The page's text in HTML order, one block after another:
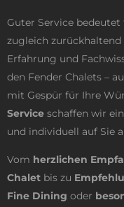
Guter Service bedeutet
zugleich
Erfahrung und
den Fender Chalets –
mit Gespür für Ihre
Service schaffen wir
und individuell auf Sie
Vom herzlichen
Chalet bis zu
Fine Dining oder